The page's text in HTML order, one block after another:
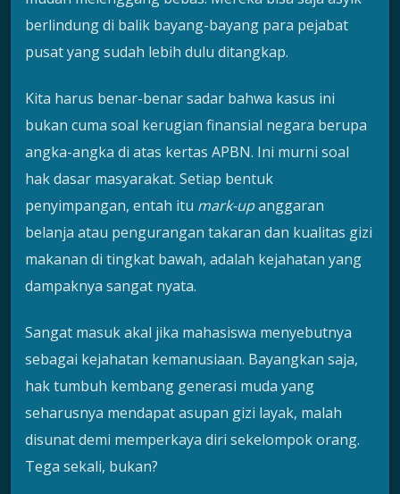
berlindung di balik bayang-bayang para pejabat
pusat yang sudah lebih dulu ditangkap.
Kita harus benar-benar sadar bahwa kasus ini
bukan cuma soal kerugian finansial negara berupa
angka-angka di atas kertas APBN. Ini murni soal
hak dasar masyarakat. Setiap bentuk
penyimpangan, entah itu mark-upanggaran
belanja atau pengurangan takaran dan kualitas gizi
makanan di tingkat bawah, adalah kejahatan yang
dampaknya sangat nyata.
Sangat masuk akal jika mahasiswa menyebutnya
sebagai kejahatan kemanusiaan. Bayangkan saja,
hak tumbuh kembang generasi muda yang
seharusnya mendapat asupan gizi layak, malah
disunat demi memperkaya diri sekelompok orang.
Tega sekali, bukan?